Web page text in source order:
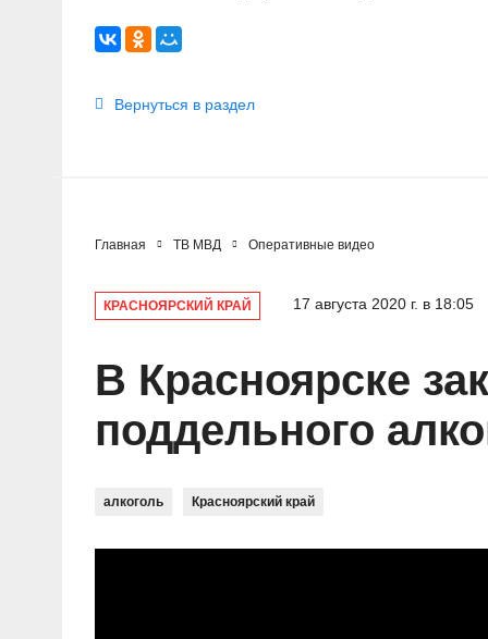
Вернуться в раздел
Главная ТВ МВД Оперативные видео
КРАСНОЯРСКИЙ КРАЙ 17 августа 2020 г. в 18:05
В Красноярске
поддельного
алкоголь Красноярский край